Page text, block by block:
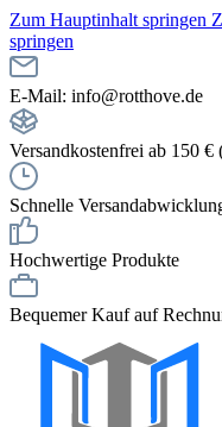
Zum Hauptinhalt springen
springen
E-Mail: info@rotthove.de
Versandkostenfrei ab 150 €
Schnelle
Hochwertige Produkte
Bequemer Kauf auf